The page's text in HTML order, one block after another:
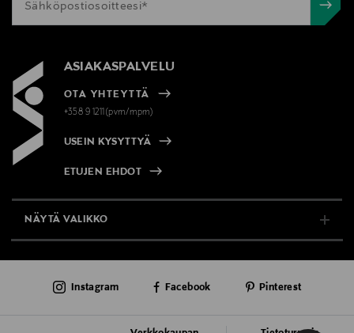
ASIAKASPALVELU
OTA YHTEYTTÄ
+358 9 1211(pvm/mpm)
USEIN KYSYTTYÄ
ETUJEN EHDOT
NÄYTÄ VALIKKO
AJANKOHTAISTA
Instagram Facebook Pinterest